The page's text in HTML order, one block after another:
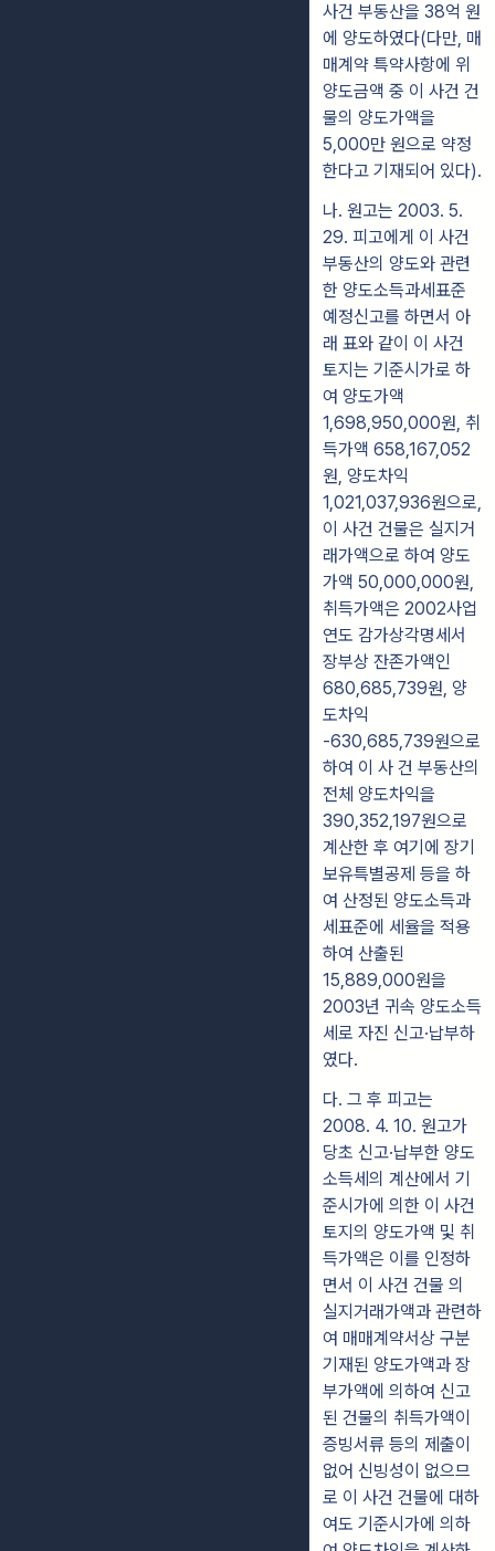
사건 부동산을 38억 원
에 양도하였다(다만, 매
매계약 특약사항에 위
양도금액 중 이 사건 건
물의 양도가액을
5,000만 원으로 약정
한다고 기재되어 있다).
나. 원고는 2003. 5.
29. 피고에게 이 사건
부동산의 양도와 관련
한 양도소득과세표준
예정신고를 하면서 아
래 표와 같이 이 사건
토지는 기준시가로 하
여 양도가액
1,698,950,000원, 취
득가액 658,167,052
원, 양도차익
1,021,037,936원으로,
이 사건 건물은 실지거
래가액으로 하여 양도
가액 50,000,000원,
취득가액은 2002사업
연도 감가상각명세서
장부상 잔존가액인
680,685,739원, 양
도차익
-630,685,739원으로
하여 이 사 건 부동산의
전체 양도차익을
390,352,197원으로
계산한 후 여기에 장기
보유특별공제 등을 하
여 산정된 양도소득과
세표준에 세율을 적용
하여 산출된
15,889,000원을
2003년 귀속 양도소득
세로 자진 신고·납부하
였다.
다. 그 후 피고는
2008. 4. 10. 원고가
당초 신고·납부한 양도
소득세의 계산에서 기
준시가에 의한 이 사건
토지의 양도가액 및 취
득가액은 이를 인정하
면서 이 사건 건물 의
실지거래가액과 관련하
여 매매계약서상 구분
기재된 양도가액과 장
부가액에 의하여 신고
된 건물의 취득가액이
증빙서류 등의 제출이
없어 신빙성이 없으므
로 이 사건 건물에 대하
여도 기준시가에 의하